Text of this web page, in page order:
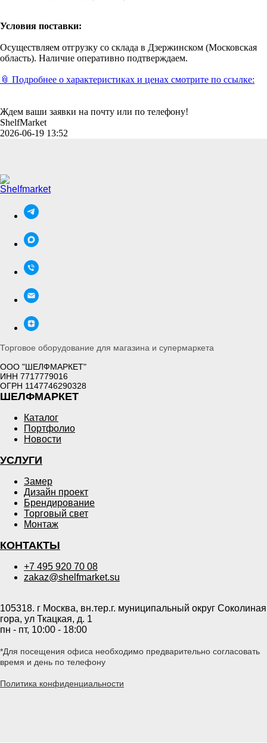
Условия поставки:
Осуществляем отгрузку со склада в Дзержинском (Московская
область). Наличие оперативно подтверждаем.
📎 Подробнее о характеристиках и ценах смотрите по ссылке:
Ждем ваши заявки на почту или по телефону!
ShelfMarket
2026-06-19 13:52
Торговое оборудование для магазина и супермаркета
ООО "ШЕЛФМАРКЕТ"
ИНН 7717779016
ОГРН 1147746290328
ШЕЛФМАРКЕТ
Каталог
Портфолио
Новости
УСЛУГИ
Замер
Дизайн проект
Брендирование
Торговый свет
Монтаж
КОНТАКТЫ
+7 495 920 70 08
zakaz@shelfmarket.su
105318. г Москва, вн.тер.г. муниципальный округ Соколиная
гора, ул Ткацкая, д. 1
пн - пт, 10:00 - 18:00
*Для посещения офиса необходимо предварительно согласовать
время и день по телефону
Политика конфиденциальности